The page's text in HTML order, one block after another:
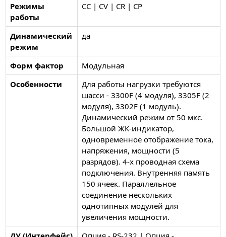
Режимы
работы
CC | CV | CR | CP
Динамический
режим
да
Форм фактор
Модульная
Особенности
Для работы нагрузки требуются
шасси - 3300F (4 модуля), 3305F (2
модуля), 3302F (1 модуль).
Динамический режим от 50 мкс.
Большой ЖК-индикатор,
одновременное отображение тока,
напряжения, мощности (5
разрядов). 4-х проводная схема
подключения. Внутренняя память
150 ячеек. Параллельное
соединение нескольких
однотипных модулей для
увеличения мощности.